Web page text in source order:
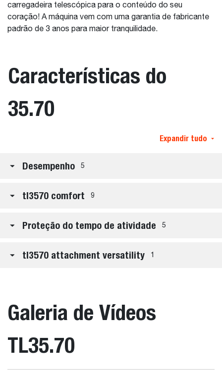
carregadeira telescópica para o conteúdo do seu
coração! A máquina vem com uma garantia de fabricante
padrão de 3 anos para maior tranquilidade.
Características do
35.70
Expandir tudo
Desempenho 5
tl3570 comfort 9
Proteção do tempo de atividade 5
tl3570 attachment versatility 1
Galeria de Vídeos
TL35.70